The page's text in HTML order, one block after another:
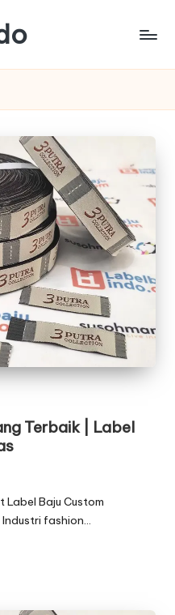
Terbaik | Label
Label Baju Custom
Industri fashion…